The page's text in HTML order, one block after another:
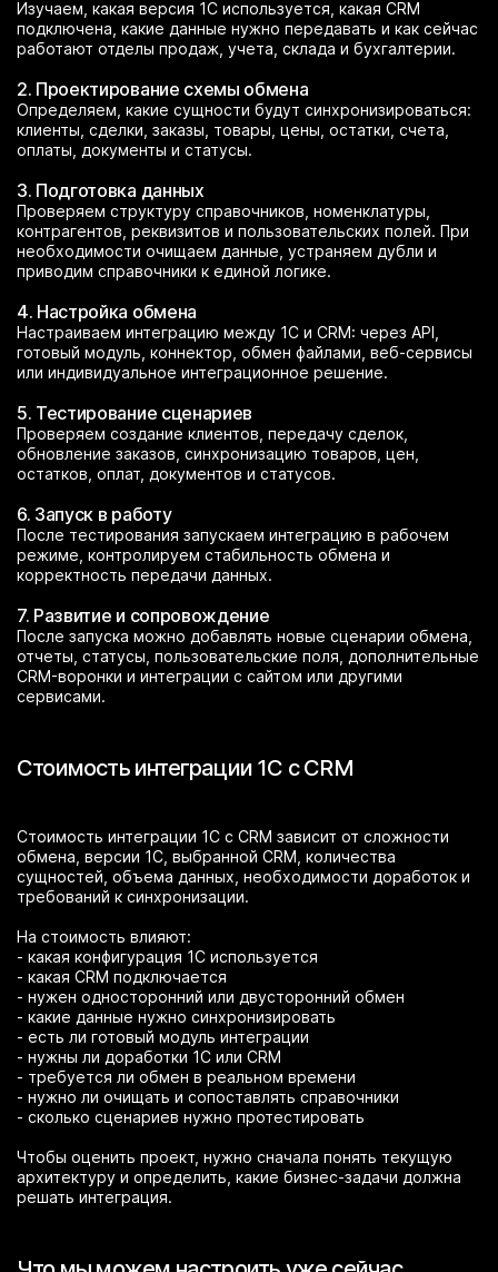
Изучаем, какая версия 1С используется, какая CRM
подключена, какие данные нужно передавать и как сейчас
работают отделы продаж, учета, склада и бухгалтерии.
2. Проектирование схемы обмена
Определяем, какие сущности будут синхронизироваться:
клиенты, сделки, заказы, товары, цены, остатки, счета,
оплаты, документы и статусы.
3. Подготовка данных
Проверяем структуру справочников, номенклатуры,
контрагентов, реквизитов и пользовательских полей. При
необходимости очищаем данные, устраняем дубли и
приводим справочники к единой логике.
4. Настройка обмена
Настраиваем интеграцию между 1С и CRM: через API,
готовый модуль, коннектор, обмен файлами, веб-сервисы
или индивидуальное интеграционное решение.
5. Тестирование сценариев
Проверяем создание клиентов, передачу сделок,
обновление заказов, синхронизацию товаров, цен,
остатков, оплат, документов и статусов.
6. Запуск в работу
После тестирования запускаем интеграцию в рабочем
режиме, контролируем стабильность обмена и
корректность передачи данных.
7. Развитие и сопровождение
После запуска можно добавлять новые сценарии обмена,
отчеты, статусы, пользовательские поля, дополнительные
CRM-воронки и интеграции с сайтом или другими
сервисами.
Стоимость интеграции 1С с CRM
Стоимость интеграции 1С с CRM зависит от сложности
обмена, версии 1С, выбранной CRM, количества
сущностей, объема данных, необходимости доработок и
требований к синхронизации.
На стоимость влияют:
- какая конфигурация 1С используется
- какая CRM подключается
- нужен односторонний или двусторонний обмен
- какие данные нужно синхронизировать
- есть ли готовый модуль интеграции
- нужны ли доработки 1С или CRM
- требуется ли обмен в реальном времени
- нужно ли очищать и сопоставлять справочники
- сколько сценариев нужно протестировать
Чтобы оценить проект, нужно сначала понять текущую
архитектуру и определить, какие бизнес-задачи должна
решать интеграция.